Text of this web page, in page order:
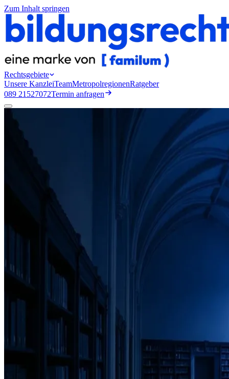
Zum Inhalt springen
Rechtsgebiete
Unsere KanzleiTeamMetropolregionenRatgeber
089 21527072Termin anfragen